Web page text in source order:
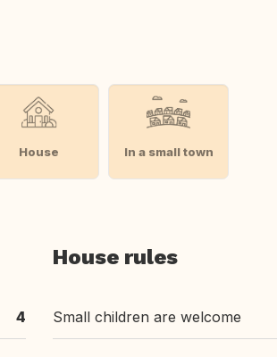
House In a small town
4
House rules
Small children are welcome